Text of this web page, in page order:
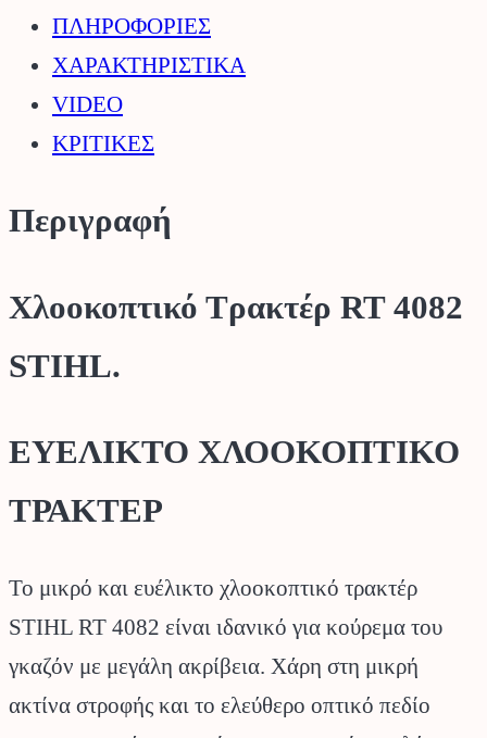
ΠΛΗΡΟΦΟΡΙΕΣ
ΧΑΡΑΚΤΗΡΙΣΤΙΚΑ
VIDEO
ΚΡΙΤΙΚΕΣ
Περιγραφή
Χλοοκοπτικό Τρακτέρ RT 4082
STIHL.
ΕΥΕΛΙΚΤΟ ΧΛΟΟΚΟΠΤΙΚΟ
ΤΡΑΚΤΕΡ
Το μικρό και ευέλικτο χλοοκοπτικό τρακτέρ
STIHL RT 4082 είναι ιδανικό για κούρεμα του
γκαζόν με μεγάλη ακρίβεια. Χάρη στη μικρή
ακτίνα στροφής και το ελεύθερο οπτικό πεδίο